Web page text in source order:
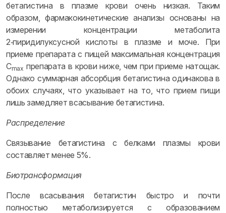
бетагистина в плазме крови очень низкая. Таким
образом, фармакокинетические анализы основаны на
измерении концентрации метаболита
2‑пиридилуксусной кислоты в плазме и моче. При
приеме препарата с пищей максимальная концентрация
Cmax препарата в крови ниже, чем при приеме натощак.
Однако суммарная абсорбция бетагистина одинакова в
обоих случаях, что указывает на то, что прием пищи
лишь замедляет всасывание бетагистина.
Распределение
Связывание бетагистина с белками плазмы крови
составляет менее 5%.
Биотрансформация
После всасывания бетагистин быстро и почти
полностью метаболизируется с образованием